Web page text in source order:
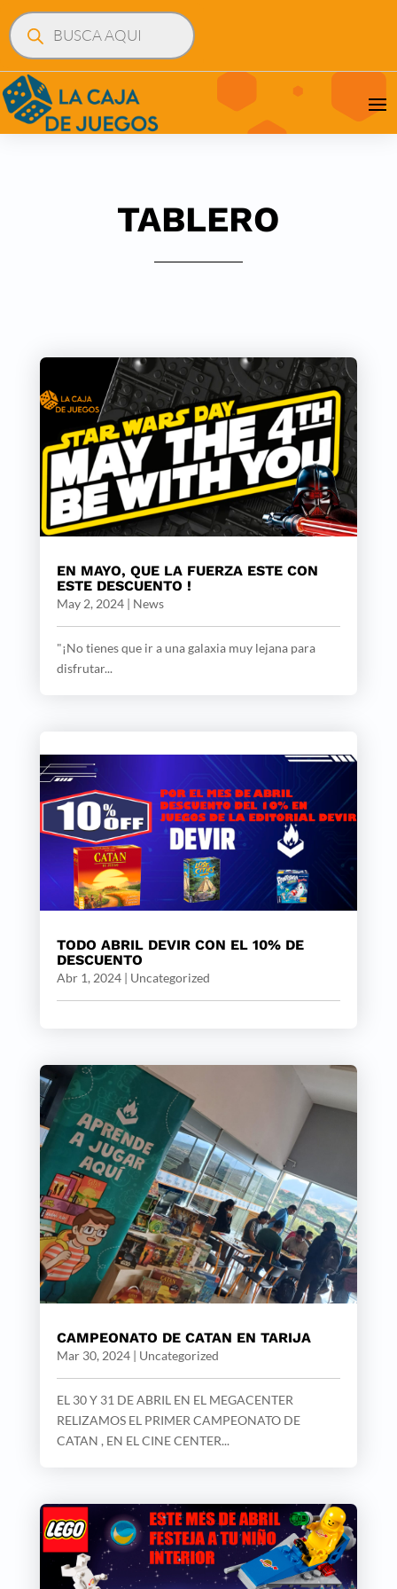
Búsqueda
de
productos
TABLERO
EN MAYO, QUE LA FUERZA ESTE CON
ESTE DESCUENTO !
May 2, 2024| News
"¡No tienes que ir a una galaxia muy lejana para
disfrutar...
TODO ABRIL DEVIR CON EL 10% DE
DESCUENTO
Abr 1, 2024| Uncategorized
CAMPEONATO DE CATAN EN TARIJA
Mar 30, 2024| Uncategorized
EL 30 Y 31 DE ABRIL EN EL MEGACENTER
RELIZAMOS EL PRIMER CAMPEONATO DE
CATAN , EN EL CINE CENTER...